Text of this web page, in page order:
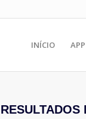
INÍCIO
RESULTADOS